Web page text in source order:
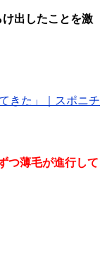
け出したことを激
きた」｜スポニチ
つ薄毛が進行して